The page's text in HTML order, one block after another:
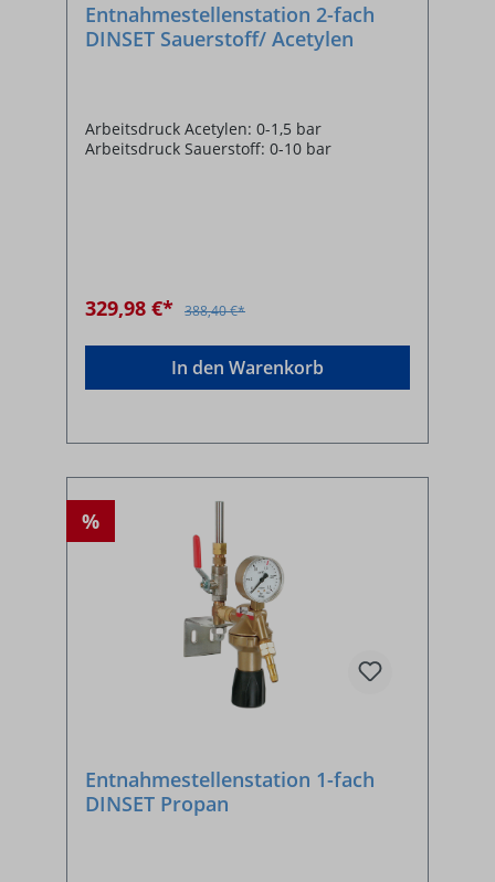
Entnahmestellenstation 2-fach
DINSET Sauerstoff/ Acetylen
Arbeitsdruck Acetylen: 0-1,5 bar
Arbeitsdruck Sauerstoff: 0-10 bar
329,98 €* 388,40 €*
In den Warenkorb
%
Entnahmestellenstation 1-fach
DINSET Propan